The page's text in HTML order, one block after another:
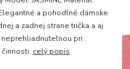
a pohodlné dámske
a zadnej strane trička a aj
neprehliadnuteľnou pri
celý popis